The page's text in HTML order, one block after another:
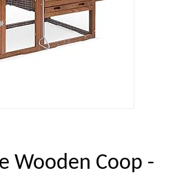
Wooden Coop -